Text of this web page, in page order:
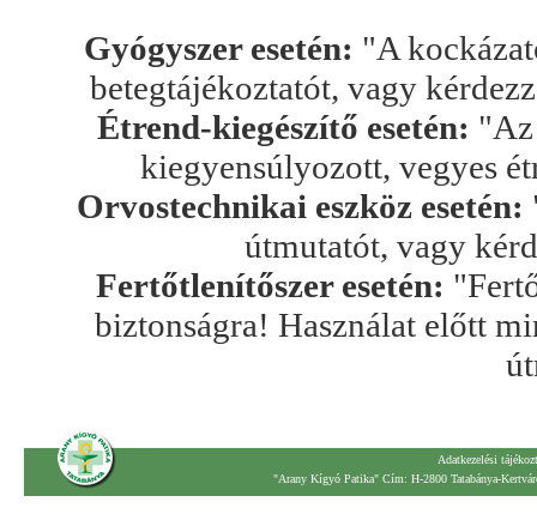
Gyógyszer esetén: "A
betegtájékoztatót, vagy
Étrend-kiegészítő esetén: "Az
kiegyensúlyozott, vegyes
Orvostechnikai eszköz esetén:
útmutatót, vagy
Fertőtlenítőszer esetén:
biztonságra! Használat előtt
Adatkezelési
"Arany Kígyó Patika" Cím: H-2800 Tatabánya-